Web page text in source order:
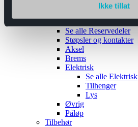
Ikke tillat
Reservedeler
Se alle Reservedeler
Støpsler og kontakter
Aksel
Brems
Elektrisk
Se alle Elektrisk
Tilhenger
Lys
Øvrig
Påløp
Tilbehør